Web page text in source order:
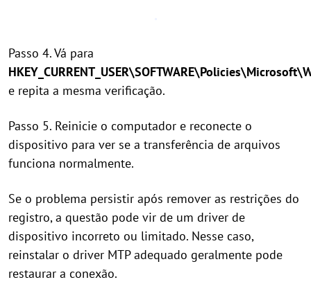
Passo 4. Vá para
e repita a mesma verificação.
Passo 5. Reinicie o computador e reconecte o
dispositivo para ver se a transferência de arquivos
funciona normalmente.
Se o problema persistir após remover as restrições do
registro, a questão pode vir de um driver de
dispositivo incorreto ou limitado. Nesse caso,
reinstalar o driver MTP adequado geralmente pode
restaurar a conexão.